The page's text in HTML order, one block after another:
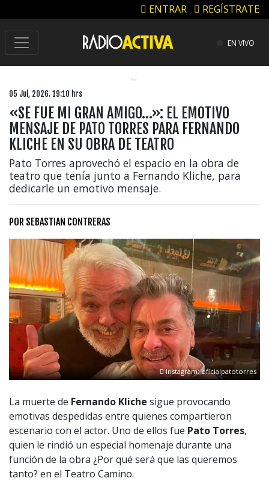
ENTRAR REGÍSTRATE
EN VIVO
05 Jul, 2026. 19:10 hrs
«SE FUE MI GRAN AMIGO…»: EL EMOTIVO
MENSAJE DE PATO TORRES PARA FERNANDO
KLICHE EN SU OBRA DE TEATRO
Pato Torres aprovechó el espacio en la obra de
teatro que tenía junto a Fernando Kliche, para
dedicarle un emotivo mensaje.
POR SEBASTIAN CONTRERAS
Instagram: oficialpatotorres
La muerte de Fernando Kliche sigue provocando
emotivas despedidas entre quienes compartieron
escenario con el actor. Uno de ellos fue Pato Torres,
quien le rindió un especial homenaje durante una
función de la obra ¿Por qué será que las queremos
tanto? en el Teatro Camino.